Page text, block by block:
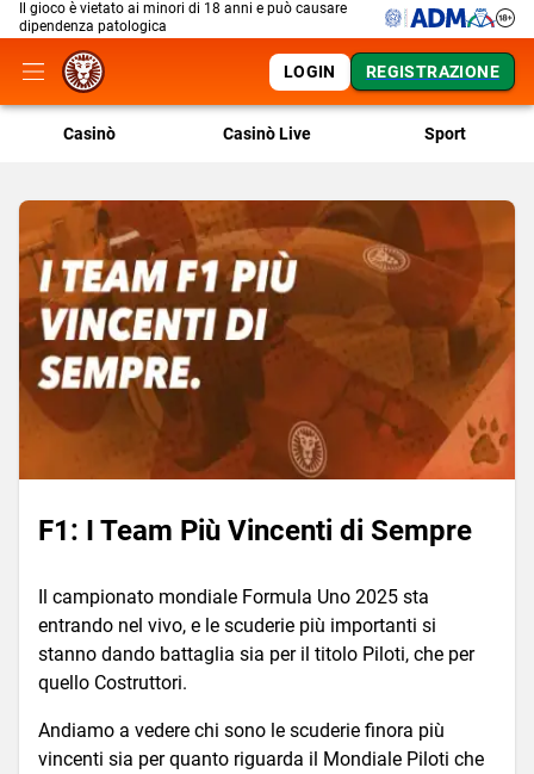
Il gioco è vietato ai minori di 18 anni e può causare
dipendenza patologica
LOGIN REGISTRAZIONE
Casinò Casinò Live Sport
F1: I Team Più Vincenti di Sempre
Il campionato mondiale Formula Uno 2025 sta
entrando nel vivo, e le scuderie più importanti si
stanno dando battaglia sia per il titolo Piloti, che per
quello Costruttori.
Andiamo a vedere chi sono le scuderie finora più
vincenti sia per quanto riguarda il Mondiale Piloti che